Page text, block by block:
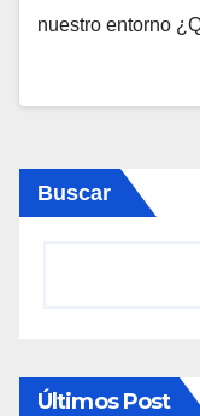
nuestro entorno
Buscar
Últimos Post